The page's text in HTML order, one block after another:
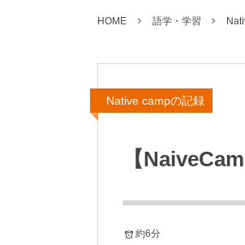
HOME 語学・学習
Native campの記録
【
約6分